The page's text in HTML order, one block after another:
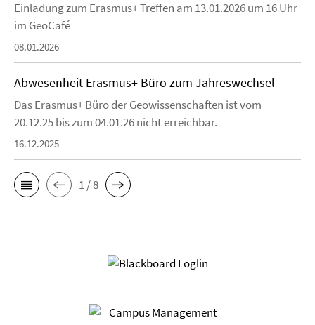
Einladung zum Erasmus+ Treffen am 13.01.2026 um 16 Uhr
im GeoCafé
08.01.2026
Abwesenheit Erasmus+ Büro zum Jahreswechsel
Das Erasmus+ Büro der Geowissenschaften ist vom
20.12.25 bis zum 04.01.26 nicht erreichbar.
16.12.2025
1 / 8